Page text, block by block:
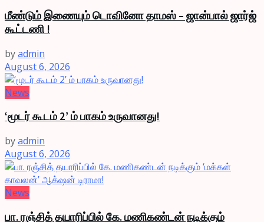
மீண்டும் இணையும் டொவினோ தாமஸ் – ஜான்பால் ஜார்ஜ்
கூட்டணி !
byadmin
August 6, 2026
News
‘மூடர் கூடம் 2’ ம் பாகம் உருவானது!
byadmin
August 6, 2026
News
பா. ரஞ்சித் தயாரிப்பில் கே. மணிகண்டன் நடிக்கும்